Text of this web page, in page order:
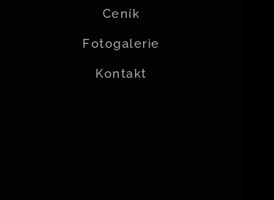
Ceník
Fotogalerie
Kontakt